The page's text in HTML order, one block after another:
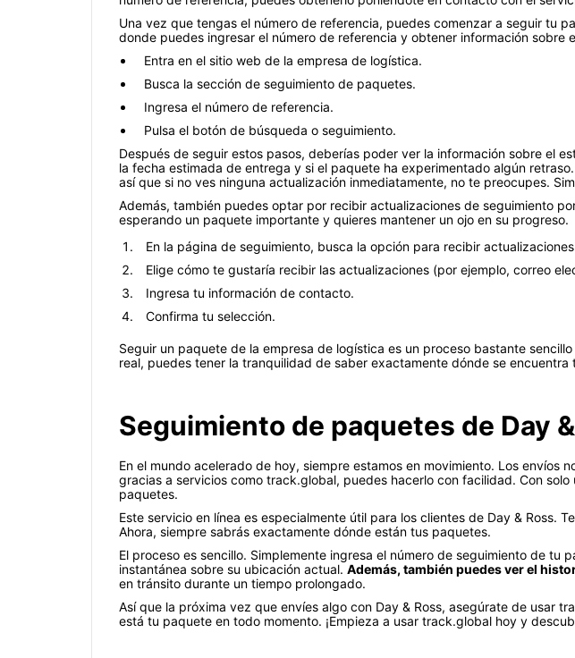
Una vez que tengas el número de referencia, puedes comenzar a seguir tu
donde puedes ingresar el número de referencia y obtener información sobre
Entra en el sitio web de la empresa de logística.
Busca la sección de seguimiento de paquetes.
Ingresa el número de referencia.
Pulsa el botón de búsqueda o seguimiento.
Después de seguir estos pasos, deberías poder ver la información sobre el
la fecha estimada de entrega y si el paquete ha experimentado algún
así que si no ves ninguna actualización inmediatamente, no te preocupes.
Además, también puedes optar por recibir actualizaciones de seguimiento
esperando un paquete importante y quieres mantener un ojo en su progreso.
En la página de seguimiento, busca la opción para recibir
Elige cómo te gustaría recibir las actualizaciones (por ejemplo, correo
Ingresa tu información de contacto.
Confirma tu selección.
Seguir un paquete de la empresa de logística es un proceso bastante
real, puedes tener la tranquilidad de saber exactamente dónde se
Seguimiento de paquetes de Day
En el mundo acelerado de hoy, siempre estamos en movimiento. Los envíos
gracias a servicios como track.global, puedes hacerlo con facilidad. Con
paquetes.
Este servicio en línea es especialmente útil para los clientes de Day & Ross.
Ahora, siempre sabrás exactamente dónde están tus paquetes.
El proceso es sencillo. Simplemente ingresa el número de seguimiento de tu
instantánea sobre su ubicación actual. Además, también puedes ver el
en tránsito durante un tiempo prolongado.
Así que la próxima vez que envíes algo con Day & Ross, asegúrate de usar
está tu paquete en todo momento. ¡Empieza a usar track.global hoy y